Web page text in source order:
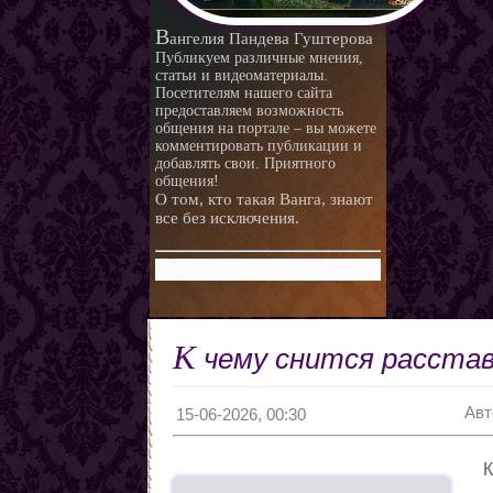
любви.
Любовная ворожба народов
мира
Магия и красота
Приворотные зелья
Как приготовить
Сексуальные напитки
Законы кармы
Знаки кармы
Молитвы
партнера
по знаку Зодиака.
Романтические приметы
Виды Гадания и правила
Хиромантия
О действии приворота
Любовные привороты
Вангелия Пандева Гуштерова
Публикуем различные мнения,
статьи и видеоматериалы.
Посетителям нашего сайта
предоставляем возможность
общения на портале – вы можете
комментировать публикации и
добавлять свои. Приятного
общения!
О том, кто такая Ванга, знают
все без исключения.
Кчему снится
15-06-2026, 00:30